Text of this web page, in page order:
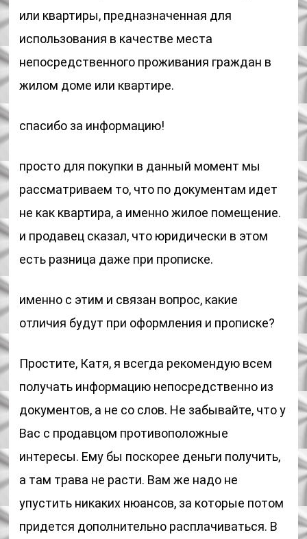
или квартиры, предназначенная для
использования в качестве места
непосредственного проживания граждан в
жилом доме или квартире.
спасибо за информацию!
просто для покупки в данный момент мы
рассматриваем то, что по документам идет
не как квартира, а именно жилое помещение.
и продавец сказал, что юридически в этом
есть разница даже при прописке.
именно с этим и связан вопрос, какие
отличия будут при оформления и прописке?
Простите, Катя, я всегда рекомендую всем
получать информацию непосредственно из
документов, а не со слов. Не забывайте, что у
Вас с продавцом противоположные
интересы. Ему бы поскорее деньги получить,
а там трава не расти. Вам же надо не
упустить никаких нюансов, за которые потом
придется дополнительно расплачиваться. В